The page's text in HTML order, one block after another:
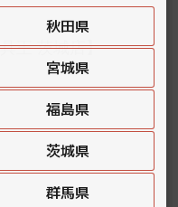
秋田県
宮城県
福島県
茨城県
群馬県